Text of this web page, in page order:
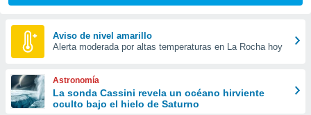
las
y
forma
digital
basada
Aviso de nivel amarillo
Alerta moderada por altas temperaturas en La Rocha hoy
Astronomía
La sonda Cassini revela un océano hirviente
oculto bajo el hielo de Saturno